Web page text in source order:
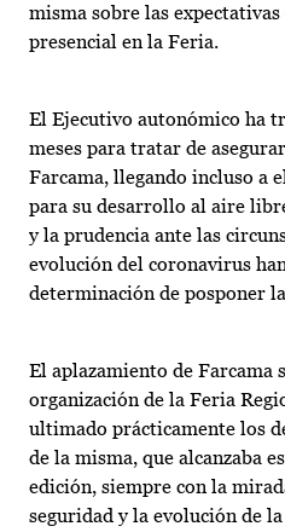
misma sobre las
presencial en la Feria.
El Ejecutivo autonómico ha
meses para tratar de
Farcama, llegando incluso a
para su desarrollo al aire
y la prudencia ante las
evolución del coronavirus
determinación de posponer
El aplazamiento de Farcama
organización de la Feria
ultimado prácticamente los
de la misma, que alcanzaba
edición, siempre con la
seguridad y la evolución de